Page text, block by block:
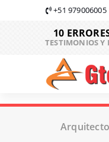
+51 979006005
10
TESTIMONIOS Y